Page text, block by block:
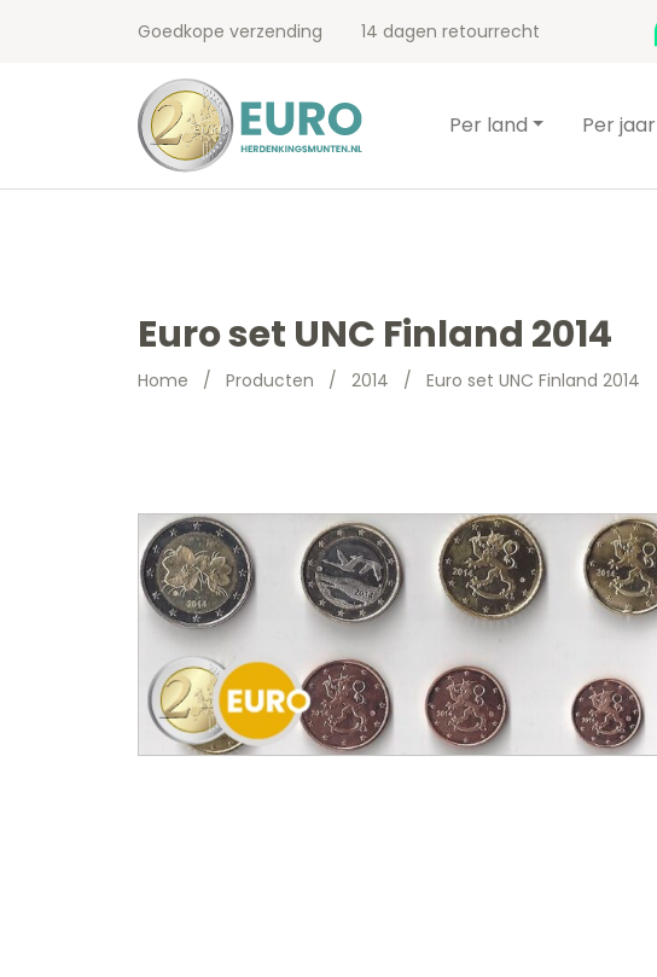
Goedkope verzending 14 dagen retourrecht
Per land Per jaar
Euro set UNC Finland 2014
Home / Producten / 2014 / Euro set UNC Finland 2014